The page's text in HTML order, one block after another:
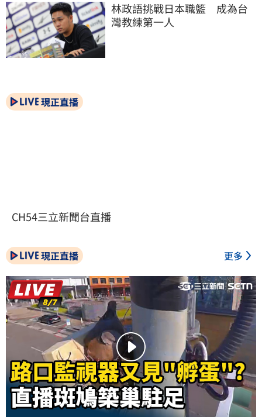
林政語挑戰日本職籃　成為台
灣教練第一人
現正直播
CH54三立新聞台直播
現正直播 更多